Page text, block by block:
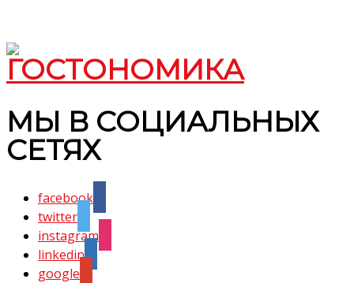
МЫ В СОЦИАЛЬНЫХ
СЕТЯХ
facebook
twitter
instagram
linkedin
google